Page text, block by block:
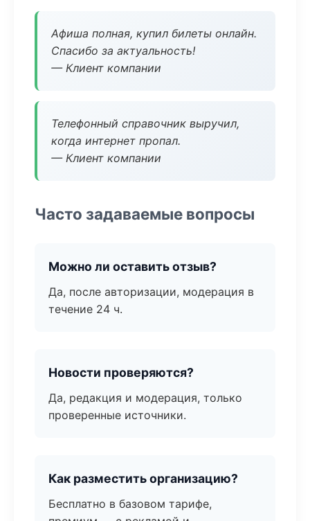
Афиша полная, купил билеты онлайн.
Спасибо за актуальность!
— Клиент компании
Телефонный справочник выручил,
когда интернет пропал.
— Клиент компании
Часто задаваемые вопросы
Можно ли оставить отзыв?
Да, после авторизации, модерация в
течение 24 ч.
Новости проверяются?
Да, редакция и модерация, только
проверенные источники.
Как разместить организацию?
Бесплатно в базовом тарифе,